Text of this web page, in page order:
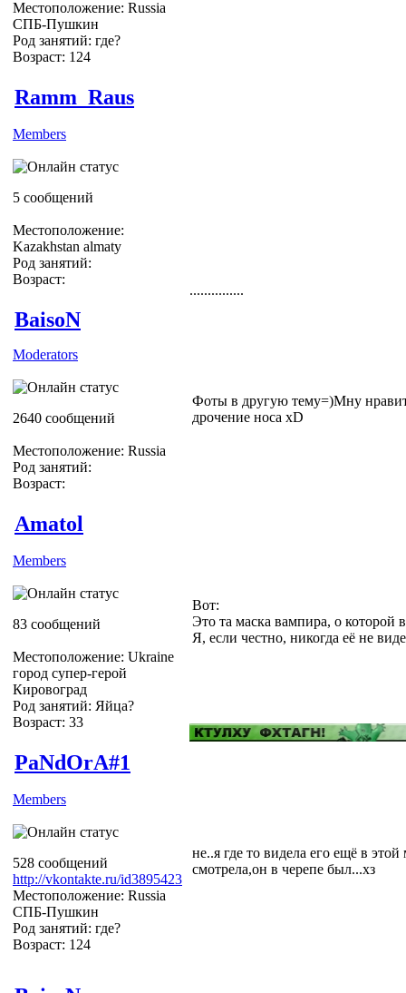
Местоположение: Russia
СПБ-Пушкин
Род занятий: где?
Возраст: 124
Ramm_Raus
Members
5 сообщений
Местоположение:
Kazakhstan almaty
Род занятий:
Возраст:
...............
BaisoN
Moderators
2640 сообщений
Местоположение: Russia
Род занятий:
Возраст:
Фоты в другую тему=)Мну
дрочение носа xD
Amatol
Members
83 сообщений
Местоположение: Ukraine
город супер-герой
Кировоград
Род занятий: Яйца?
Возраст: 33
Вот:
Это та маска вампира, о которой
Я, если честно, никогда её не
PaNdOrA#1
Members
528 сообщений
http://vkontakte.ru/id3895423
Местоположение: Russia
СПБ-Пушкин
Род занятий: где?
Возраст: 124
не..я где то видела его ещё в
смотрела,он в черепе был...хз